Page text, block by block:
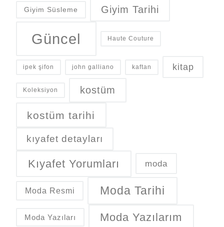
Giyim Süsleme Giyim Tarihi
Güncel Haute Couture
ipek şifon john galliano kaftan kitap
Koleksiyon kostüm
kostüm tarihi
kıyafet detayları
Kıyafet Yorumları moda
Moda Resmi Moda Tarihi
Moda Yazıları Moda Yazılarım